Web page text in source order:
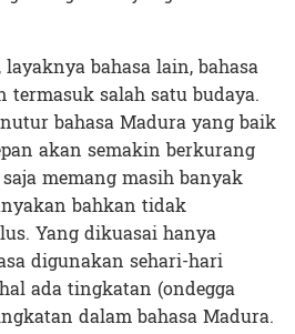
bahasa lain, bahasa
termasuk salah satu budaya.
bahasa Madura yang baik
akan semakin berkurang
memang masih banyak
bahkan tidak
Yang dikuasai hanya
digunakan sehari-hari
ada tingkatan (ondegga
dalam bahasa Madura.